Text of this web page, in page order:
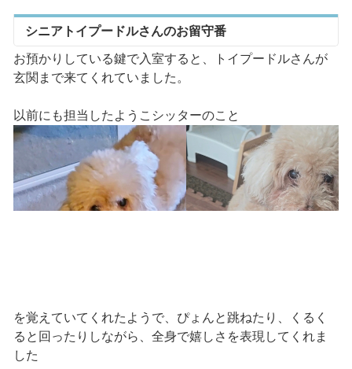
シニアトイプードルさんのお留守番
お預かりしている鍵で入室すると、トイプードルさんが
玄関まで来てくれていました。
以前にも担当したようこシッターのこと
を覚えていてくれたようで、ぴょんと跳ねたり、くるく
ると回ったりしながら、全身で嬉しさを表現してくれま
した